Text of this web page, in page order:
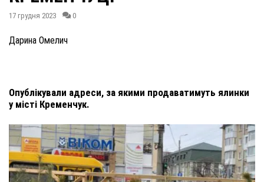
17 грудня 2023 0
Дарина Омелич
Опублікували адреси, за якими продаватимуть ялинки
у місті Кременчук.